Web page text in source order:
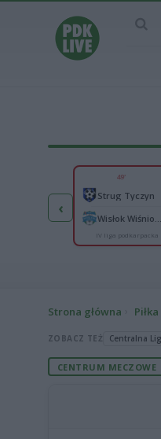
‹
Podbeskidzie Bielsko-Biała2
Gdańsk 2
49'
Strug Tyczyn
IV liga podkarpacka
Strona główna
ZOBACZ TEŻ Centralna
CENTRUM MECZOWE